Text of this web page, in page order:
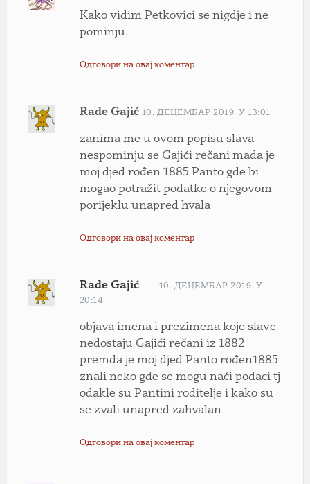
Kako vidim Petkovici se nigdje i ne
pominju.
Одговори на овај коментар
Rade Gajić 10. ДЕЦЕМБАР 2019. У 13:01
zanima me u ovom popisu slava
nespominju se Gajići rečani mada je
moj djed rođen 1885 Panto gde bi
mogao potražit podatke o njegovom
porijeklu unapred hvala
Одговори на овај коментар
Rade Gajić
10. ДЕЦЕМБАР 2019. У
20:14
objava imena i prezimena koje slave
nedostaju Gajići rečani iz 1882
premda je moj djed Panto rođen1885
znali neko gde se mogu naći podaci tj
odakle su Pantini roditelje i kako su
se zvali unapred zahvalan
Одговори на овај коментар